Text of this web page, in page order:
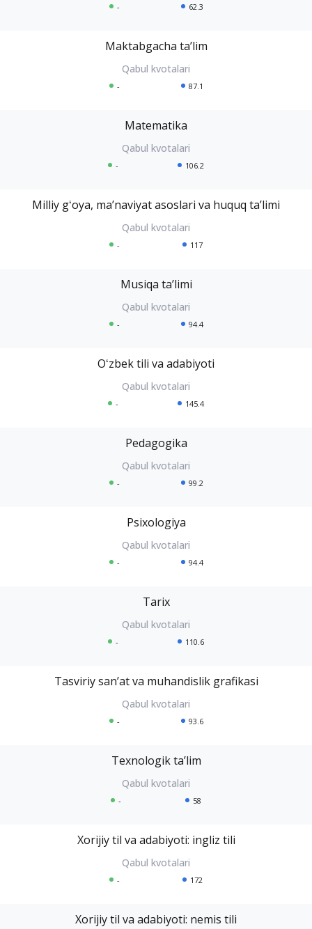
- 62.3
Maktabgacha taʼlim
- 87.1
Matematika
- 106.2
Milliy gʻoya, maʼnaviyat asoslari va huquq taʼlimi
- 117
Musiqa taʼlimi
- 94.4
Oʻzbek tili va adabiyoti
- 145.4
Pedagogika
- 99.2
Psixologiya
- 94.4
Tarix
- 110.6
Tasviriy sanʼat va muhandislik grafikasi
- 93.6
Texnologik taʼlim
- 58
Xorijiy til va adabiyoti: ingliz tili
- 172
Xorijiy til va adabiyoti: nemis tili